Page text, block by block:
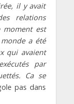
il y avait
relations
moment est
a été
qui avaient
par
Ca se
pas dans